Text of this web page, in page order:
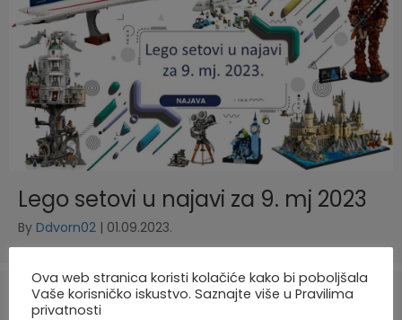
Lego setovi u najavi za 9. mj 2023
By Ddvorn02 | 01.09.2023.
Ova web stranica koristi kolačiće kako bi poboljšala
Vaše korisničko iskustvo. Saznajte više u Pravilima
privatnosti